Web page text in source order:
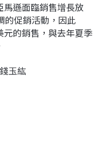
遜面臨銷售增長放
的促銷活動，因此
的銷售，與去年夏季
玉紘